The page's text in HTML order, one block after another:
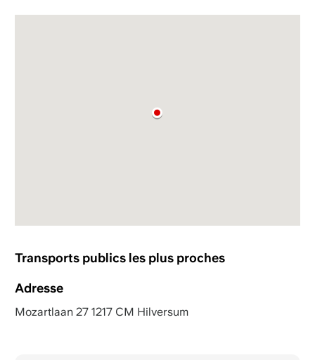
Transports publics les plus proches
Adresse
Mozartlaan 27 1217 CM Hilversum